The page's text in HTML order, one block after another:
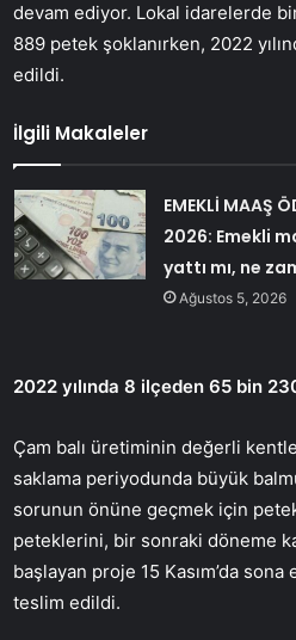
devam ediyor. Lokal idarelerde
889 petek şoklanırken, 2022
edildi.
İlgili Makaleler
EMEKLİ MAAŞ
2026: Emekli
yattı mı, ne
Ağustos 5, 2026
2022 yılında 8 ilçeden 65 bin
Çam balı üretiminin değerli
saklama periyodunda büyük
sorunun önüne geçmek için
peteklerini, bir sonraki döneme
başlayan proje 15 Kasım’da
teslim edildi.